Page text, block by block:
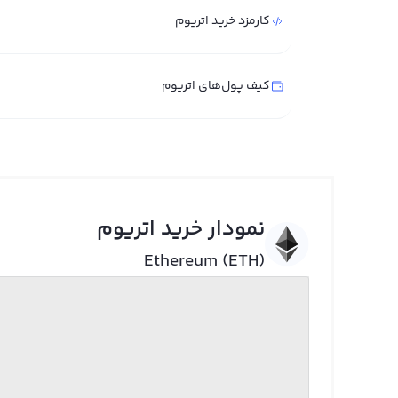
کارمزد خرید اتریوم
کیف پول‌های اتریوم
نمودار خرید اتریوم
Ethereum (ETH)